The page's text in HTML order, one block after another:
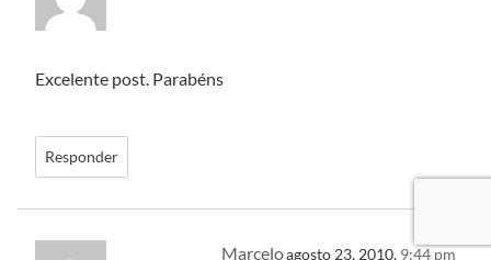
Excelente post. Parabéns
Responder
Marceloagosto 23, 2010, 9:44 pm